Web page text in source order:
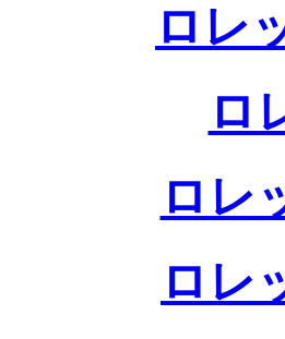
ロレ
ロ
ロレ
ロレ